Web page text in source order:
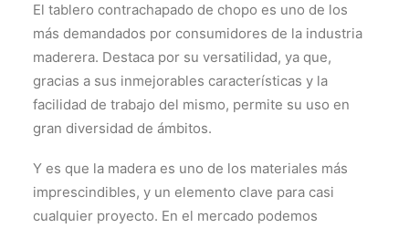
El tablero contrachapado de chopo es uno de los
más demandados por consumidores de la industria
maderera. Destaca por su versatilidad, ya que,
gracias a sus inmejorables características y la
facilidad de trabajo del mismo, permite su uso en
gran diversidad de ámbitos.
Y es que la madera es uno de los materiales más
imprescindibles, y un elemento clave para casi
cualquier proyecto. En el mercado podemos